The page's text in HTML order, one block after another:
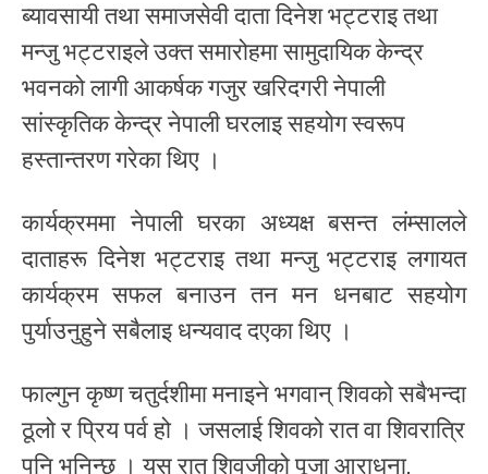
ब्यावसायी तथा समाजसेवी दाता दिनेश भट्टराइ तथा
मन्जु भट्टराइले उक्त समारोहमा सामुदायिक केन्द्र
भवनको लागी आकर्षक गजुर खरिदगरी नेपाली
सांस्कृतिक केन्द्र नेपाली घरलाइ सहयोग स्वरूप
हस्तान्तरण गरेका थिए ।
कार्यक्रममा नेपाली घरका अध्यक्ष बसन्त लंम्सालले
दाताहरू दिनेश भट्टराइ तथा मन्जु भट्टराइ लगायत
कार्यक्रम सफल बनाउन तन मन धनबाट सहयोग
पुर्याउनुहुने सबैलाइ धन्यवाद दएका थिए ।
फाल्गुन कृष्ण चतुर्दशीमा मनाइने भगवान् शिवको सबैभन्दा
ठूलो र प्रिय पर्व हो । जसलाई शिवको रात वा शिवरात्रि
पनि भनिन्छ । यस रात शिवजीको पूजा आराधना,